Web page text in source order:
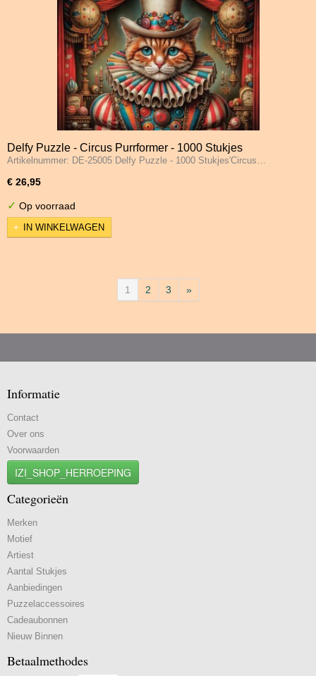
Delfy Puzzle - Circus Purrformer - 1000 Stukjes
Artikelnummer: DE-25005 Delfy Puzzle - 1000 Stukjes'Circus…
€ 26,95
✓ Op voorraad
IN WINKELWAGEN
1 2 3 »
Informatie
Contact
Over ons
Voorwaarden
IZI_SHOP_HERROEPING
Categorieën
Merken
Motief
Artiest
Aantal Stukjes
Aanbiedingen
Puzzelaccessoires
Cadeaubonnen
Nieuw Binnen
Betaalmethodes